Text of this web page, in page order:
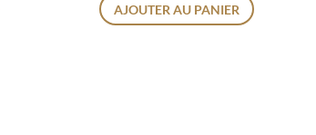
AJOUTER AU PANIER